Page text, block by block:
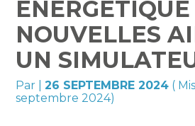
ÉNERGÉTIQUE
NOUVELLES
UN
Par |26 SEPTEMBRE 2024 (
septembre 2024)